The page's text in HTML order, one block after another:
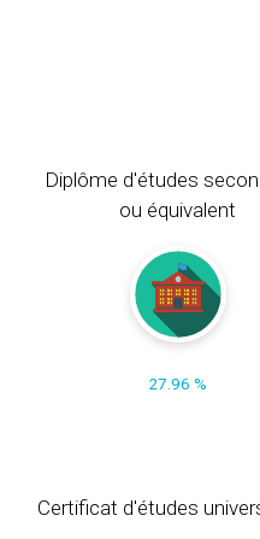
Diplôme d'études
ou équivalent
27.96 %
Certificat d'études